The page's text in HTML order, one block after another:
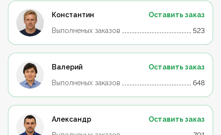
Константин
Оставить заказ
Выполненых заказов
523
Валерий
Оставить заказ
Выполненых заказов
648
Александр
Оставить заказ